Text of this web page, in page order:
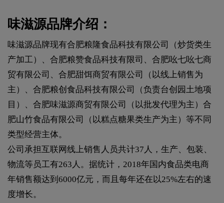
味滋源品牌介绍：
味滋源品牌现有合肥粮隆食品科技有限公司（炒货类生
产加工）、合肥粮赞食品科技有限司、合肥吆七吆七商
贸有限公司、合肥甜饵商贸有限公司（以线上销售为
主）、合肥粮创食品科技有限公司（负责台创园土地项
目）、合肥味滋源商贸有限公司（以批发代理为主）合
肥山竹食品有限公司（以糕点糖果类生产为主）等不同
类型经营主体。
公司承担互联网线上销售人员共计37人，生产、包装、
物流等员工有263人。据统计，2018年国内食品类电商
年销售额达到6000亿元，而且每年还在以25%左右的速
度增长。